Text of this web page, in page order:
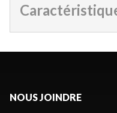
NOUS JOINDRE